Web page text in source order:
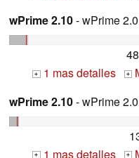
wPrime 2.10- wPrime
+ 1 mas detalles +
wPrime 2.10- wPrime
+ 1 mas detalles +